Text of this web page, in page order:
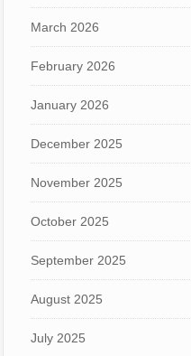
March 2026
February 2026
January 2026
December 2025
November 2025
October 2025
September 2025
August 2025
July 2025